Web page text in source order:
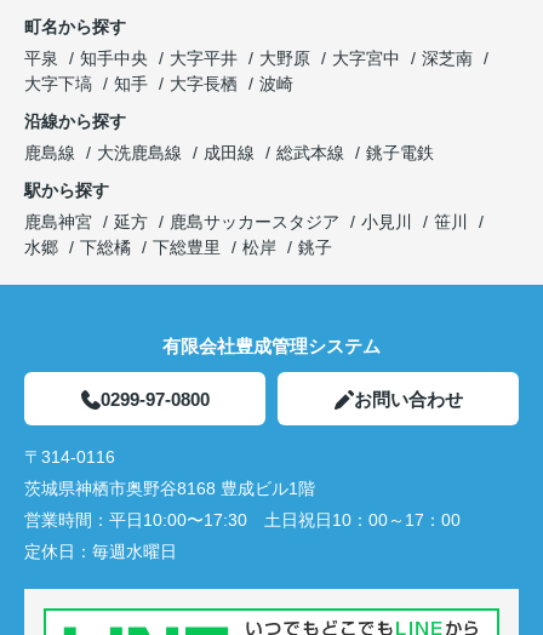
町名から探す
平泉
知手中央 大字平井 大野原 大字宮中
深芝南
大字下塙
知手 大字長栖
波崎
沿線から探す
鹿島線
大洗鹿島線 成田線 総武本線
銚子電鉄
駅から探す
鹿島神宮
延方 鹿島サッカースタジア 小見川
笹川
水郷
下総橘 下総豊里 松岸 銚子
有限会社豊成管理システム
0299-97-0800 お問い合わせ
〒314-0116
茨城県神栖市奥野谷8168 豊成ビル1階
営業時間： 平日10:00〜17:30 土日祝日10：00～17：00
定休日： 毎週水曜日